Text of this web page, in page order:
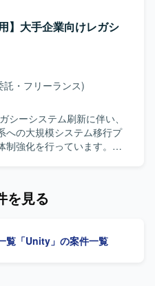
ロジェクトを中心に、超大
フォーム展開の3Dゲームに
に本気で取り組んでくれ
般が好きでやりこんでい
ながら自走できる方、常
る方、チームワークを重
にプレイするようにして
ションの魅
ラットフォーム展開の3Dゲ
面からプロジェクトに深く
た演出系の組み込み、タイ
】大手企業向けレガシ
託・フリーランス)
シーシステム刷新に伴い、
への大規模システム移行プ
強化を行っています。
かれ、JP1/IM3を用いた監視
ただきます。 【求める
を見る
覧 「Unity」の案件一覧